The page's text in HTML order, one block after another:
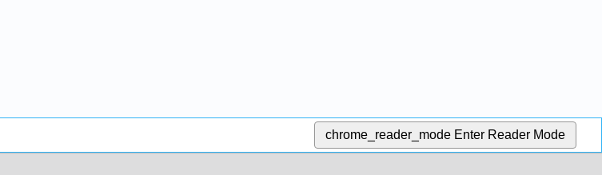
chrome_reader_mode Enter Reader Mode